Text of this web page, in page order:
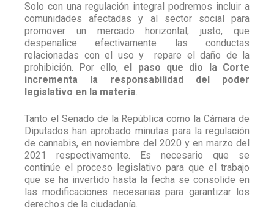
Solo con una regulación integral podremos incluir a
comunidades afectadas y al sector social para
promover un mercado horizontal, justo, que
despenalice efectivamente las conductas
relacionadas con el uso y repare el daño de la
prohibición. Por ello, el paso que dio la Corte
incrementa la responsabilidad del poder
legislativo en la materia.
Tanto el Senado de la República como la Cámara de
Diputados han aprobado minutas para la regulación
de cannabis, en noviembre del 2020 y en marzo del
2021 respectivamente. Es necesario que se
continúe el proceso legislativo para que el trabajo
que se ha invertido hasta la fecha se consolide en
las modificaciones necesarias para garantizar los
derechos de la ciudadanía.